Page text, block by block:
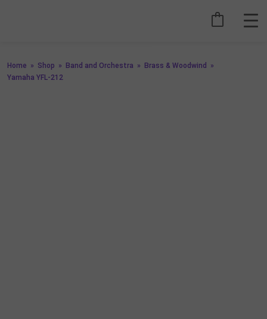
Home » Shop » Band and Orchestra » Brass & Woodwind
»
Yamaha YFL-212